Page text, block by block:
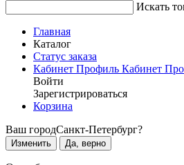
Искать
Главная
Каталог
Статус заказа
Кабинет Профиль Кабинет
Войти
Зарегистрироваться
Корзина
Ваш городСанкт-Петербург?
Изменить Да, верно